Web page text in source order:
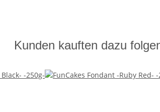
Kunden kauften dazu